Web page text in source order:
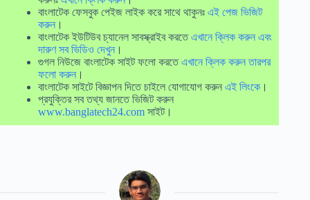
বাংলাটেক ফেসবুক পেইজ লাইক করে সাথে থাকুনঃ এই পেজ ভিজিট
করুন ।
বাংলাটেক ইউটিউব চ্যানেল সাবস্ক্রাইব করতেএখানে ক্লিক করুন এবং
দারুণ সব ভিডিও দেখুন ।
গুগল নিউজে বাংলাটেক সাইট ফলো করতেএখানে ক্লিক করুন তারপর
ফলো করুন ।
বাংলাটেক সাইটে বিজ্ঞাপন দিতে চাইলে যোগাযোগ করুন এই লিংকে ।
প্রযুক্তির সব তথ্য জানতে ভিজিট করুন
www.banglatech24.com সাইট।